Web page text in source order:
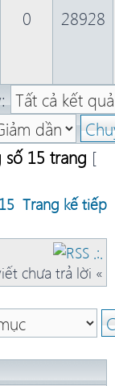
0 28928
số 15 trang [
15 Trang kế tiếp
chưa trả lời «